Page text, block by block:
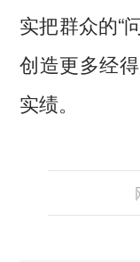
实把群众的“
创造更多经
实绩。